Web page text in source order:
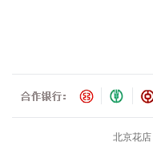
北京花店